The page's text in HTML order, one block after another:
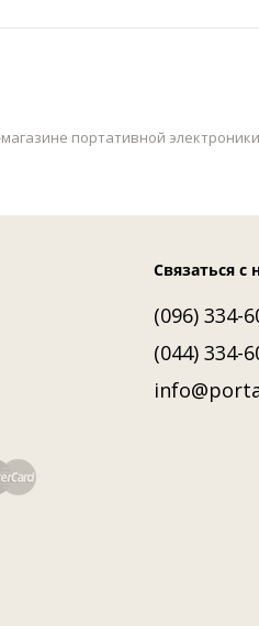
портативной
Связаться с
(096) 334-
(044) 334-